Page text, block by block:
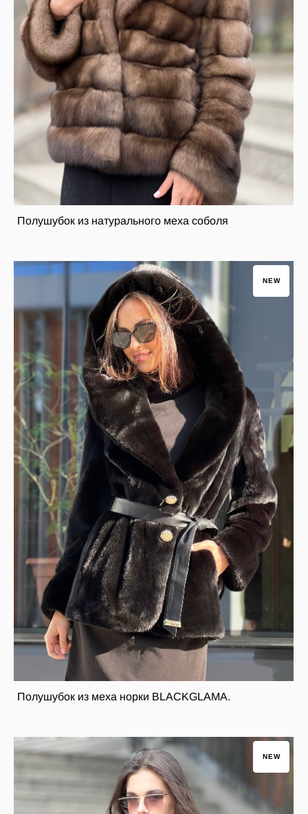
Полушубок из натурального меха соболя
NEW
Полушубок из меха норки BLACKGLAMA.
NEW